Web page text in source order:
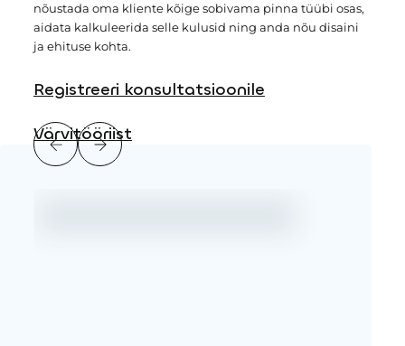
nõustada oma kliente kõige sobivama pinna tüübi osas,
aidata kalkuleerida selle kulusid ning anda nõu disaini
ja ehituse kohta.
Registreeri konsultatsioonile
Värvitööriist